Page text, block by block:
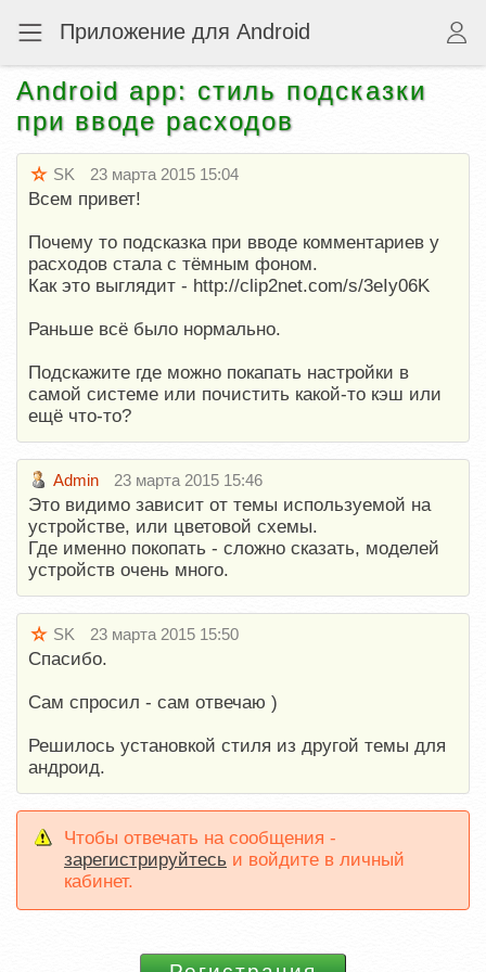
Приложение для Android
Android app: стиль подсказки
при вводе расходов
SK 23 марта 2015 15:04
Всем привет!
Почему то подсказка при вводе комментариев у
расходов стала с тёмным фоном.
Как это выглядит - http://clip2net.com/s/3eIy06K
Раньше всё было нормально.
Подскажите где можно покапать настройки в
самой системе или почистить какой-то кэш или
ещё что-то?
Admin 23 марта 2015 15:46
Это видимо зависит от темы используемой на
устройстве, или цветовой схемы.
Где именно покопать - сложно сказать, моделей
устройств очень много.
SK 23 марта 2015 15:50
Спасибо.
Сам спросил - сам отвечаю )
Решилось установкой стиля из другой темы для
андроид.
Чтобы отвечать на сообщения -
зарегистрируйтесь и войдите в личный
кабинет.